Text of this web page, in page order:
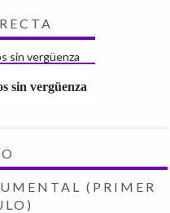
sin vergüenza
(PRIMER